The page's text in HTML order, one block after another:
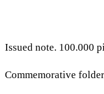
note. 100.000
folder.